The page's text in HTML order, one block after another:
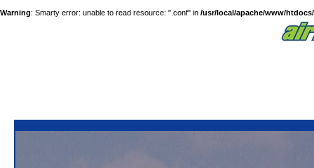
Warning: Smarty error: unable to read resource: ".conf" in /usr/local/apache/www/